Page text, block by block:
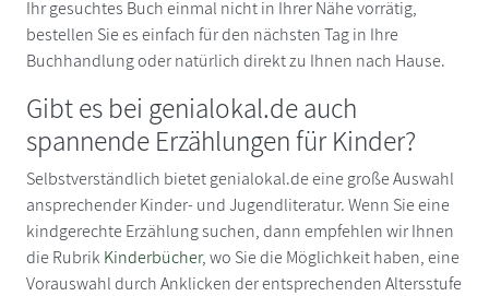
Ihr gesuchtes Buch einmal nicht in Ihrer Nähe vorrätig,
bestellen Sie es einfach für den nächsten Tag in Ihre
Buchhandlung oder natürlich direkt zu Ihnen nach Hause.
Gibt es bei genialokal.de auch
spannende Erzählungen für Kinder?
Selbstverständlich bietet genialokal.de eine große Auswahl
ansprechender Kinder- und Jugendliteratur. Wenn Sie eine
kindgerechte Erzählung suchen, dann empfehlen wir Ihnen
die Rubrik Kinderbücher, wo Sie die Möglichkeit haben, eine
Vorauswahl durch Anklicken der entsprechenden Altersstufe